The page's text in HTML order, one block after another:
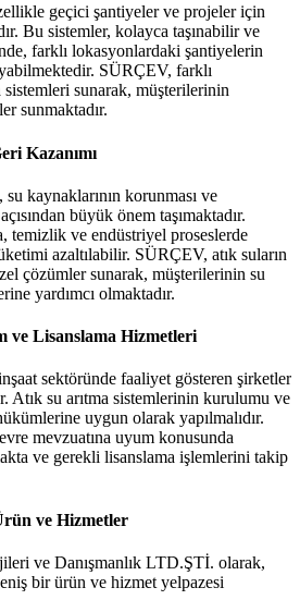
geçici şantiyeler ve projeler için
Bu sistemler, kolayca taşınabilir ve
farklı lokasyonlardaki şantiyelerin
SÜRÇEV, farklı
sistemleri sunarak, müşterilerinin
sunmaktadır.
Kazanımı
su kaynaklarının korunması ve
büyük önem taşımaktadır.
temizlik ve endüstriyel proseslerde
azaltılabilir. SÜRÇEV, atık suların
çözümler sunarak, müşterilerinin su
yardımcı olmaktadır.
ve Lisanslama Hizmetleri
sektöründe faaliyet gösteren şirketler
Atık su arıtma sistemlerinin kurulumu ve
uygun olarak yapılmalıdır.
mevzuatına uyum konusunda
ve gerekli lisanslama işlemlerini takip
ve Hizmetler
ve Danışmanlık LTD.ŞTİ. olarak,
bir ürün ve hizmet yelpazesi